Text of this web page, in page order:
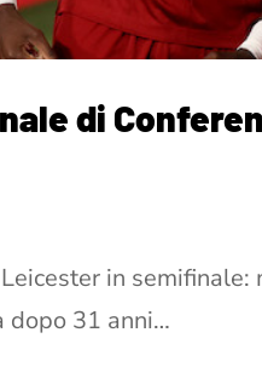
di
in semifinale:
dopo 31 anni…